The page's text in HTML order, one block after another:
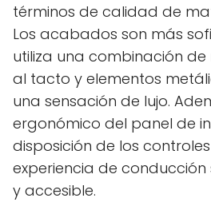
términos de calidad de
Los acabados son más
utiliza una combinación
al tacto y elementos
una sensación de lujo.
ergonómico del panel de
disposición de los
experiencia de
y accesible.